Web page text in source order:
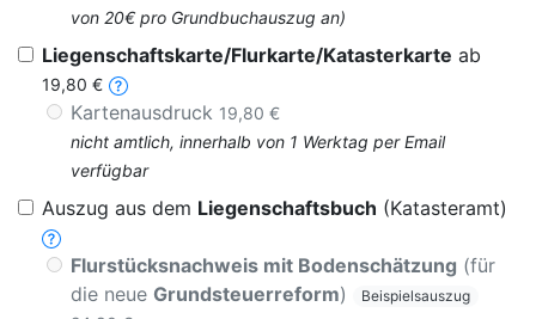
von 20€ pro Grundbuchauszug an)
Liegenschaftskarte/Flurkarte/Katasterkarte ab
19,80 €
Kartenausdruck 19,80 €
nicht amtlich, innerhalb von 1 Werktag per Email
verfügbar
Auszug aus dem Liegenschaftsbuch (Katasteramt)
Flurstücksnachweis mit Bodenschätzung (für
die neue Grundsteuerreform) Beispielsauszug